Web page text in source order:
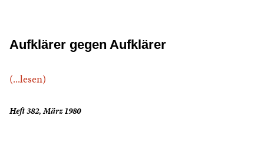
Aufklärer gegen Aufklärer
(...lesen)
Heft 382, März 1980